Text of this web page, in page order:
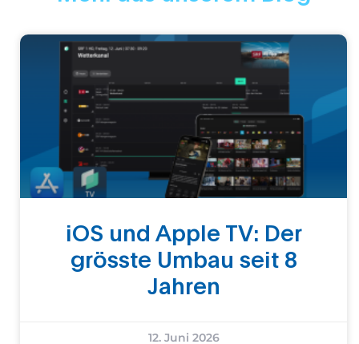
iOS und Apple TV: Der
grösste Umbau seit 8
Jahren
12. Juni 2026